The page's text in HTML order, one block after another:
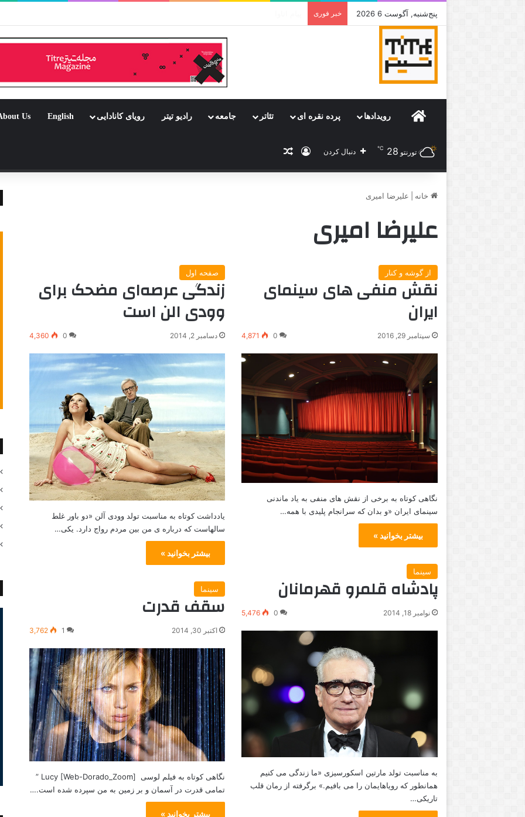
پنج‌شنبه, آگوست 6 2026 خبر فوری
Homeرویدادها پرده نقره ای تئاتر جامعه رادیو تیتر رویای کانادایی English
Us
تورنتو 28
℃ دنبال کردن ورود
خانه علیرضا امیری
علیرضا امیری
از گوشه و کنار
نقش منفی های سینمای
ایران
سپتامبر 29, 2016 0
4,871
نگاهی کوتاه به برخی از نقش های منفی به یاد ماندنی
سینمای ایران «و بدان که سرانجام پلیدی با همه…
بیشتر بخوانید »
صفحه اول
زندگی عرصه‌ای مضحک برای
وودی الن است
دسامبر 2, 2014 0
4,360
یادداشت کوتاه به مناسبت تولد وودی آلن «دو باور غلط
سالهاست که درباره ی من بین مردم رواج دارد. یکی…
بیشتر بخوانید »
سینما
پادشاه قلمرو قهرمانان
نوامبر 18, 2014 0
5,476
به مناسبت تولد مارتین اسکورسیزی «ما زندگی می کنیم
همانطور که رویاهایمان را می بافیم.» برگرفته از رمان قلب
تاریکی…
سینما
سقف قدرت
اکتبر 30, 2014 1
3,762
نگاهی کوتاه به فیلم لوسی Lucy [Web-Dorado_Zoom] ”
تمامی قدرت در آسمان و بر زمین به من سپرده شده است.…
بیشتر بخوانید »